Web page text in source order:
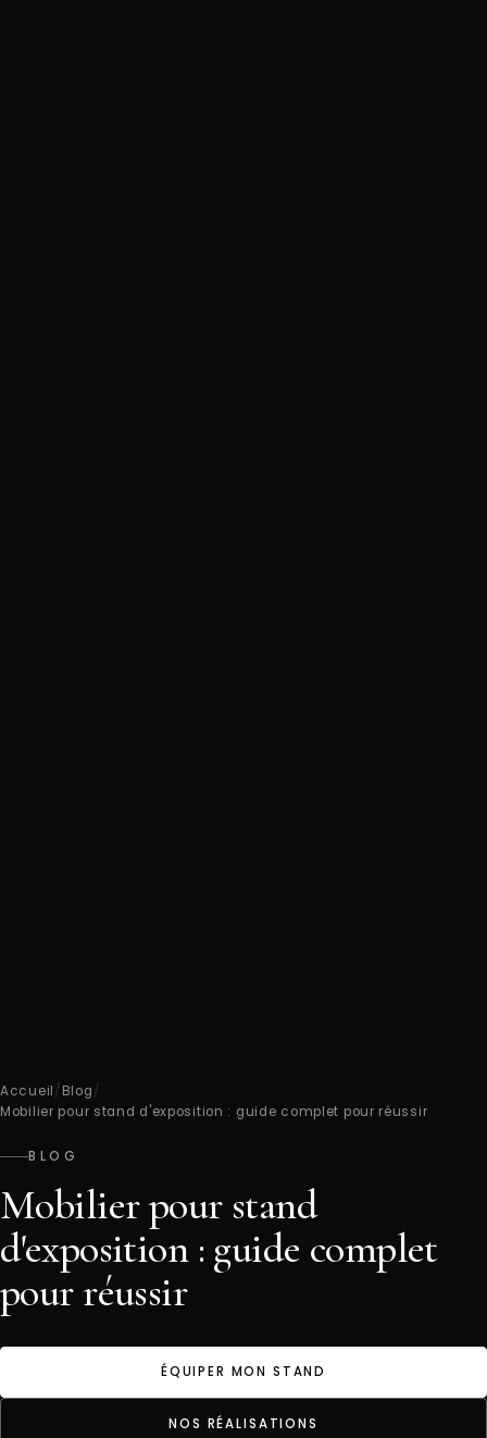
Accueil/ Blog/
Mobilier pour stand d'exposition : guide complet pour réussir
BLOG
Mobilier pour stand
d'exposition : guide complet
pour réussir
ÉQUIPER MON STAND
NOS RÉALISATIONS